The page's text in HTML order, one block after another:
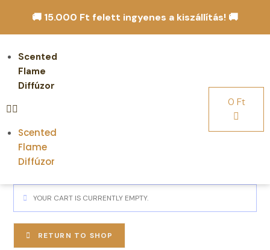
🚚 15.000 Ft felett ingyenes a kiszállítás! 🚚
Scented
Flame
Diffúzor
Scented
Flame
Diffúzor
0 Ft
YOUR CART IS CURRENTLY EMPTY.
RETURN TO SHOP